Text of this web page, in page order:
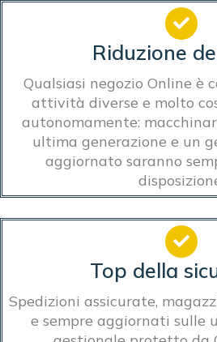
Riduzione
Qualsiasi negozio Online è
attività diverse e molto
autonomamente:
ultima generazione e un
aggiornato saranno
Top della
Spedizioni assicurate,
e sempre aggiornati sulle